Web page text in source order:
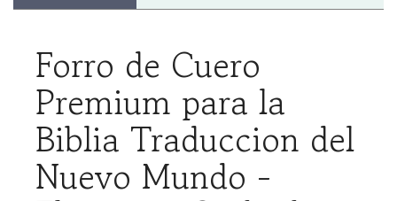
Forro de Cuero
Premium para la
Biblia Traduccion del
Nuevo Mundo -
Elegancia Grabada